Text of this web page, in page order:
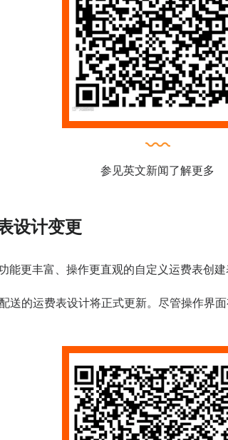
参见英文新闻了解更多
设计变更
更丰富、操作更直观的自定义运费表创建
送的运费表设计将正式更新。尽管操作界